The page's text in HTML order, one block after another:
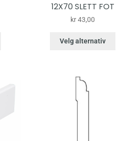
12X70 SLETT FOT
kr43,00
Velg alternativ